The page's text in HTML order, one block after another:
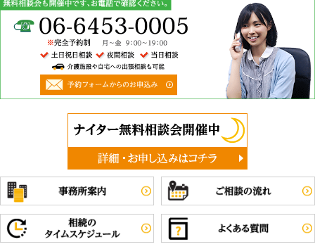
また、お客様プロファイルを高めるために、オフライン
からあるいは第三者から得た情報を補足したりすること
もありませんのでご安心ください。
当事務所は当ホームページを訪問されたお客さまのプラ
イバシーを守るために合理的な範囲で必要な措置をとり
当事務所は以上の方針を改定することがあります。
その場合すべての改定はこのホームページで通知いたし
ます。
業務範囲